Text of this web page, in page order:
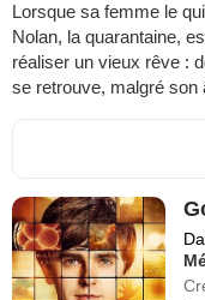
Lorsque sa femme le
Nolan, la quarantaine,
réaliser un vieux rêve :
se retrouve, malgré son